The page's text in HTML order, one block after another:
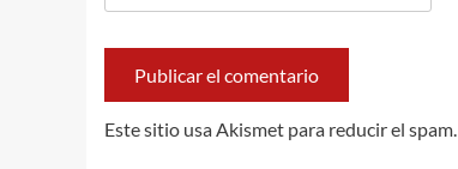
Este sitio usa Akismet para reducir el spam.